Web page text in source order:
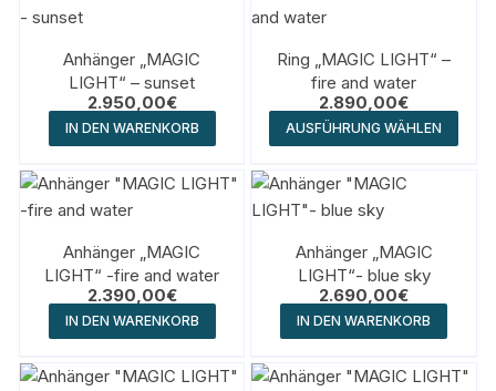
Anhänger „MAGIC
LIGHT“ – sunset
2.950,00€
IN DEN WARENKORB
Ring „MAGIC LIGHT“ –
fire and water
2.890,00€
AUSFÜHRUNG WÄHLEN
Anhänger „MAGIC
LIGHT“ -fire and water
2.390,00€
IN DEN WARENKORB
Anhänger „MAGIC
LIGHT“- blue sky
2.690,00€
IN DEN WARENKORB